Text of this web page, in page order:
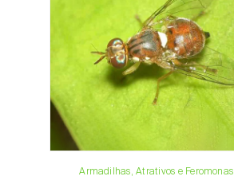
Armadilhas, Atrativos e Feromonas